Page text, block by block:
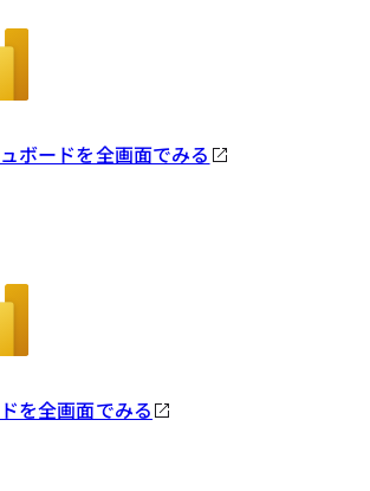
ボードを全画面でみる
を全画面でみる